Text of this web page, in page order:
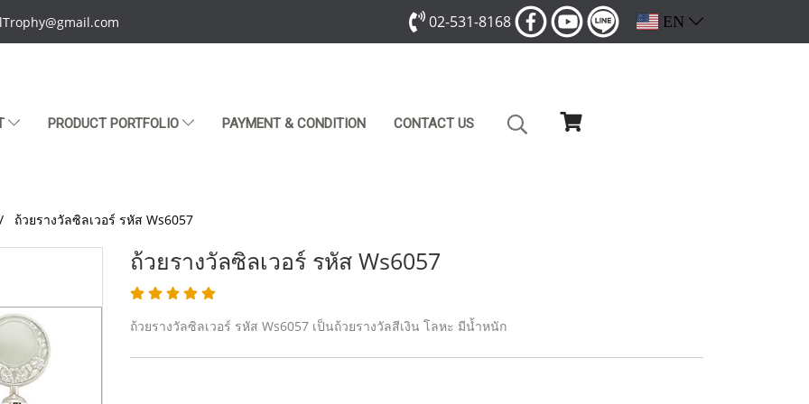
02-531-8168 EN
PRODUCT PORTFOLIO PAYMENT & CONDITION CONTACT US
ถ้วยรางวัลซิลเวอร์ รหัส Ws6057
ถ้วยรางวัลซิลเวอร์ รหัส Ws6057
ถ้วยรางวัลซิลเวอร์ รหัส Ws6057 เป็นถ้วยรางวัลสีเงิน โลหะ มีน้ำหนัก